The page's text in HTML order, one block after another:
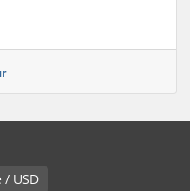
Türkçe / USD